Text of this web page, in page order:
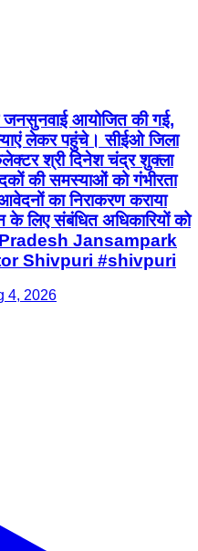
जनसुनवाई आयोजित की गई,
लेकर पहुंचे। सीईओ जिला
श्री दिनेश चंद्र शुक्ला
की समस्याओं को गंभीरता
का निराकरण कराया
लिए संबंधित अधिकारियों को
Pradesh Jansampark
Shivpuri #shivpuri
4, 2026